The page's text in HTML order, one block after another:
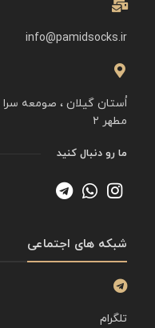
info@pamidsocks.ir
اُستان گیلان ، صومعه
مطهر ۲
ما رو دنبال کنید
شبکه های اجتماعی
تلگرام